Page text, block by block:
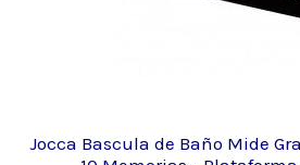
Jocca Bascula de Baño Mide